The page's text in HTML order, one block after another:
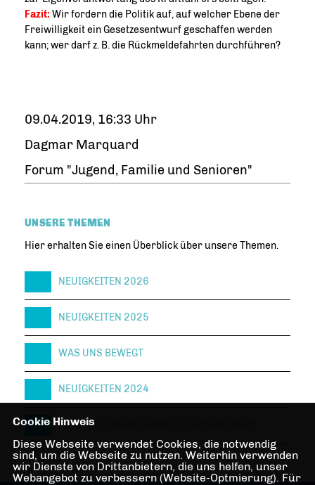
Fazit: Wir fordern die Politik auf, auf welcher Ebene der
Freiwilligkeit ein Gesetzesentwurf geschaffen werden
kann; wer darf z. B. die Rückmeldefahrten durchführen?
09.04.2019, 16:33 Uhr
Dagmar Marquard
Forum "Jugend, Familie und Senioren"
UNSERE THEMEN
Hier erhalten Sie einen Überblick über unsere Themen.
NEUIGKEITEN 2026
NEUIGKEITEN 2025
WAS UNS BEWEGT
NEUIGKEITEN 2024
FORUM "JUGEND, FAMILIE UND SENIOREN"
Cookie Hinweis
Diese Webseite verwendet Cookies, die notwendig
sind, um die Webseite zu nutzen. Weiterhin verwenden
wir Dienste von Drittanbietern, die uns helfen, unser
Webangebot zu verbessern (Website-Optmierung). Für